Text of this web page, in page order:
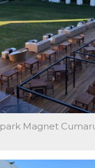
Magnet